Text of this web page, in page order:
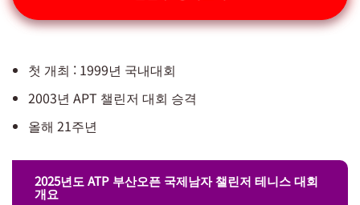
첫 개최 : 1999년 국내대회
2003년 APT 챌린저 대회 승격
올해 21주년
2025년도 ATP 부산오픈 국제남자 챌린저 테니스 대회
개요